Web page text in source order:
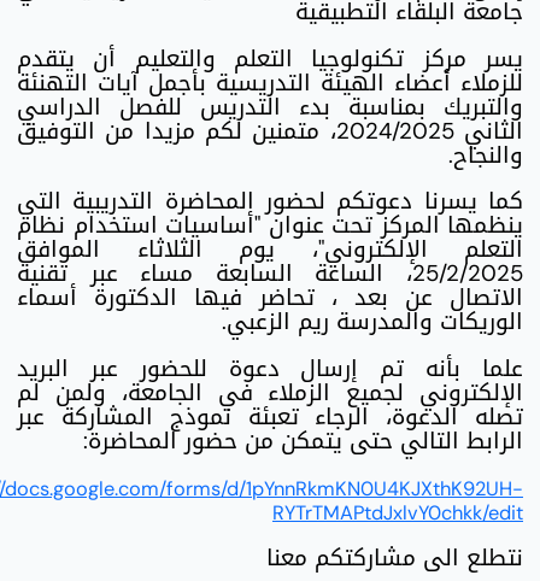
جامعة البلقاء التطبيقية
يسر مركز تكنولوجيا التعلم والتعليم أن يتقدم
للزملاء أعضاء الهيئة التدريسية بأجمل آيات التهنئة
والتبريك بمناسبة بدء التدريس للفصل الدراسي
الثاني 2024/2025، متمنين لكم مزيدا من التوفيق
والنجاح.
كما يسرنا دعوتكم لحضور المحاضرة التدريبية التي
ينظمها المركز تحت عنوان "أساسيات استخدام نظام
التعلم الإلكتروني"، يوم الثلاثاء الموافق
25/2/2025، الساعة السابعة مساء عبر تقنية
الاتصال عن بعد ، تحاضر فيها الدكتورة أسماء
الوريكات والمدرسة ريم الزعبي.
علما بأنه تم إرسال دعوة للحضور عبر البريد
الإلكتروني لجميع الزملاء في الجامعة، ولمن لم
تصله الدعوة، الرجاء تعبئة نموذج المشاركة عبر
الرابط التالي حتى يتمكن من حضور المحاضرة:
forms/d/1pYnnRkmKN0U4KJXthK92UH-
RYTrTMAPtdJxlvY0chkk/edit
نتطلع الى مشاركتكم معنا